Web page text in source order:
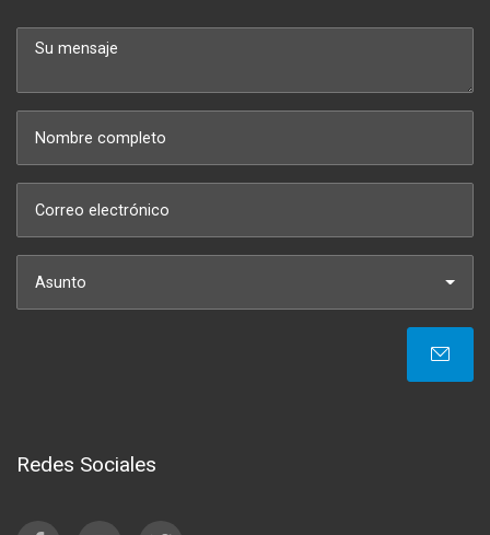
Asunto
Redes Sociales